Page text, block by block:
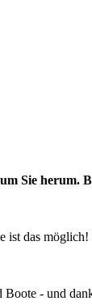
Sie herum.
ist das
- und